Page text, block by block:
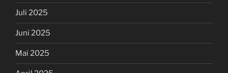
Juli 2025
Juni 2025
Mai 2025